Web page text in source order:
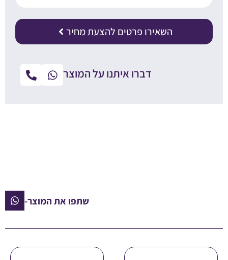
השאירו פרטים להצעת מחיר
דברו איתנו על המוצר
שתפו את המוצר-